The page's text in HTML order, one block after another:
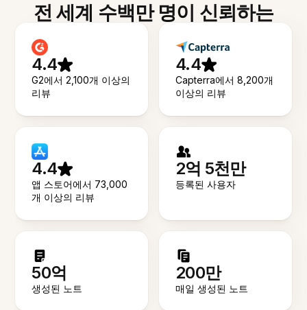
전 세계 수백만 명이 신뢰하는
4.4
G2에서 2,100개 이상의
리뷰
4.4
Capterra에서 8,200개
이상의 리뷰
4.4
앱 스토어에서 73,000
개 이상의 리뷰
2억 5천만
등록된 사용자
50억
생성된 노트
200만
매일 생성된 노트